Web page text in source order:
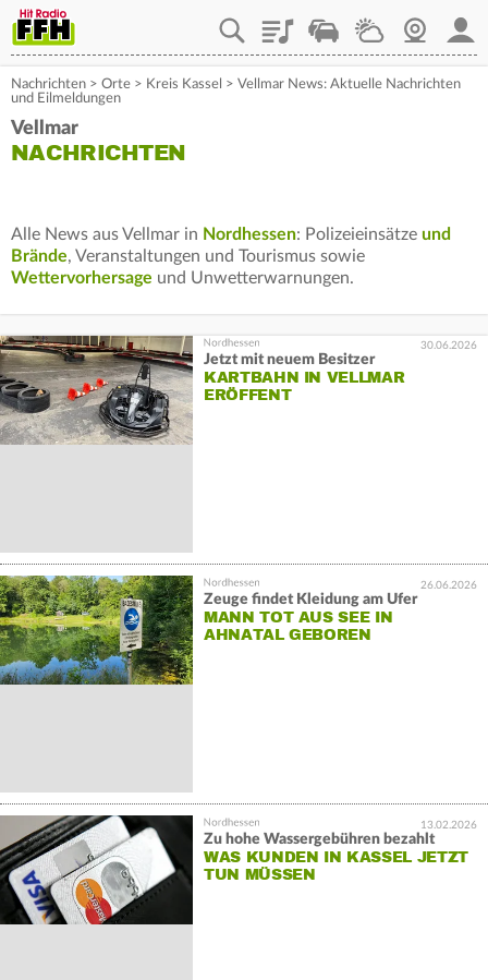
PlaylistStaupilotWetterWebcam
Nachrichten > Orte > Kreis Kassel > Vellmar News: Aktuelle Nachrichten
und Eilmeldungen
Vellmar
NACHRICHTEN
Alle News aus Vellmar in Nordhessen: Polizeieinsätze und
Brände, Veranstaltungen und Tourismus sowie
Wettervorhersage und Unwetterwarnungen.
30.06.2026
Jetzt mit neuem Besitzer
KARTBAHN IN VELLMAR
ERÖFFENT
26.06.2026
Zeuge findet Kleidung am Ufer
MANN TOT AUS SEE IN
AHNATAL GEBOREN
13.02.2026
Zu hohe Wassergebühren bezahlt
WAS KUNDEN IN KASSEL JETZT
TUN MÜSSEN